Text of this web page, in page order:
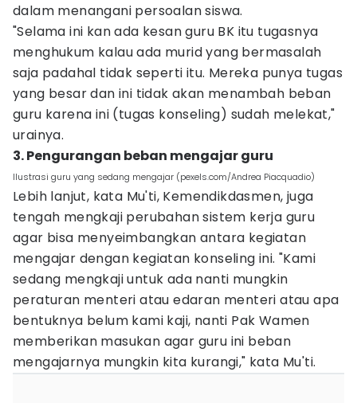
dalam menangani persoalan siswa.
"Selama ini kan ada kesan guru BK itu tugasnya
menghukum kalau ada murid yang bermasalah
saja padahal tidak seperti itu. Mereka punya tugas
yang besar dan ini tidak akan menambah beban
guru karena ini (tugas konseling) sudah melekat,"
urainya.
3. Pengurangan beban mengajar guru
Ilustrasi guru yang sedang mengajar (pexels.com/Andrea Piacquadio)
Lebih lanjut, kata Mu'ti, Kemendikdasmen, juga
tengah mengkaji perubahan sistem kerja guru
agar bisa menyeimbangkan antara kegiatan
mengajar dengan kegiatan konseling ini. "Kami
sedang mengkaji untuk ada nanti mungkin
peraturan menteri atau edaran menteri atau apa
bentuknya belum kami kaji, nanti Pak Wamen
memberikan masukan agar guru ini beban
mengajarnya mungkin kita kurangi," kata Mu'ti.